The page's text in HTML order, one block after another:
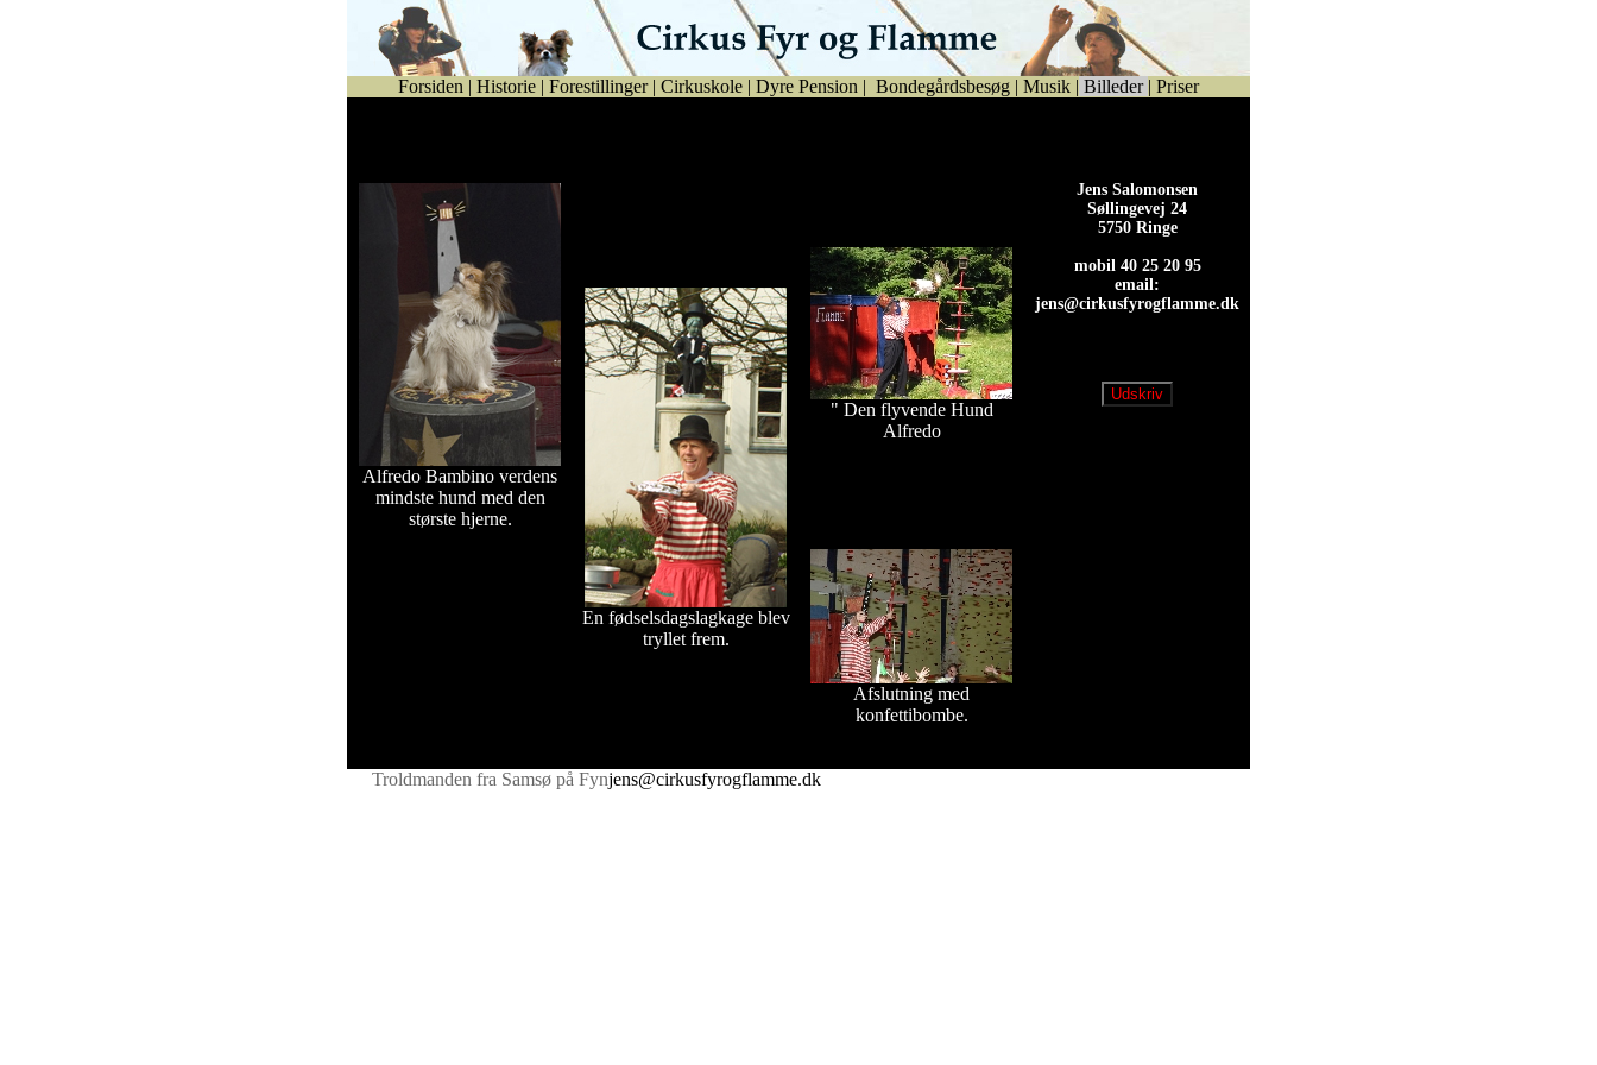
Forsiden | Historie | Forestillinger | Cirkuskole | Dyre Pension | Bondegårdsbesøg | Musik | Billeder | Priser
Alfredo Bambino verdens
mindste hund med den
største hjerne.
En fødselsdagslagkage blev
tryllet frem.
" Den flyvende Hund
Alfredo
Afslutning med
konfettibombe.
Jens Salomonsen
Søllingevej 24
5750 Ringe
mobil 40 25 20 95
email:
jens@cirkusfyrogflamme.dk
Troldmanden fra Samsø på Fynjens@cirkusfyrogflamme.dk